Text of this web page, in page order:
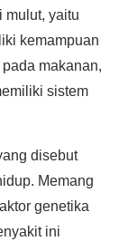
mulut, yaitu
kemampuan
makanan,
sistem
disebut
Memang
genetika
ini